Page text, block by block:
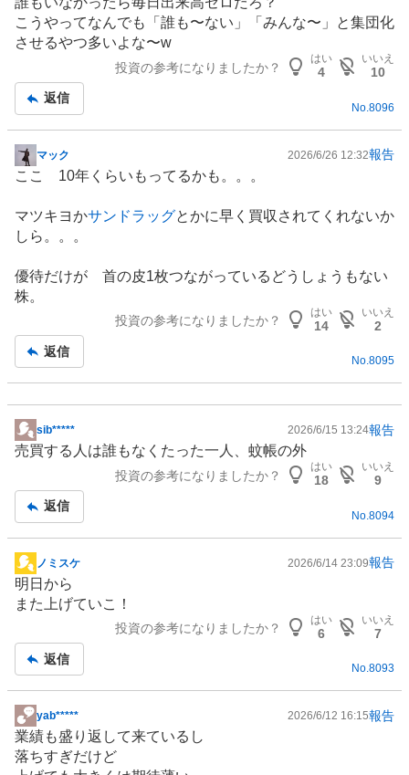
板
記
事
こうやってなんでも「誰も〜ない」「みんな〜」と集団化
させるやつ多いよな〜w
投資の参考になりましたか？
はい
4
いいえ
10
返信
No.8096
掲
示
記
事
マック 2026/6/26 12:32報告
ここ 10年くらいもってるかも。。。
マツキヨかサンドラッグとかに早く買収されてくれないか
しら。。。
優待だけが 首の皮1枚つながっているどうしょうもない
株。
投資の参考になりましたか？
はい
14
いいえ
2
返信
No.8095
掲
示
事
sib***** 2026/6/15 13:24報告
売買する人は誰もなくたった一人、蚊帳の外
投資の参考になりましたか？
はい
18
いいえ
9
返信
No.8094
掲
示
板
ノミスケ 2026/6/14 23:09報告
明日から
また上げていこ！
投資の参考になりましたか？
はい
6
いいえ
7
返信
No.8093
掲
示
板
yab***** 2026/6/12 16:15報告
業績も盛り返して来ているし
落ちすぎだけど